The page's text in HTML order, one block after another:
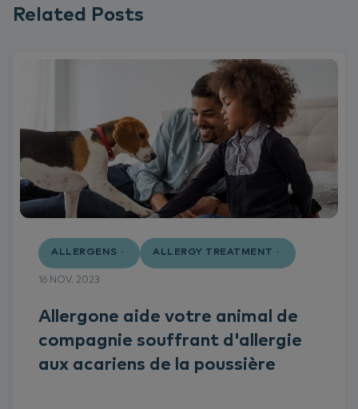
Related Posts
ALLERGENS ALLERGY TREATMENT
16 NOV. 2023
Allergone aide votre animal de
compagnie souffrant d'allergie
aux acariens de la poussière